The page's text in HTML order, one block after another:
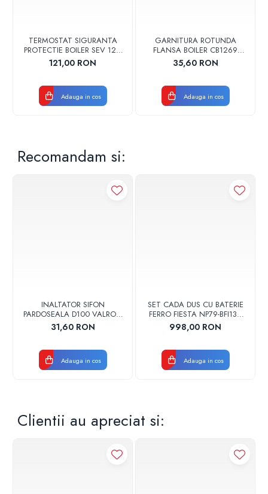
TERMOSTAT SIGURANTA
PROTECTIE BOILER SEV 125-
150 ISEA 46301060
ORIGINAL FERROLI
121,00 RON
Adauga in cos
GARNITURA ROTUNDA
FLANSA BOILER CB1269
102356 ORIGINAL TESY
35,60 RON
Adauga in cos
Recomandam si:
INALTATOR SIFON
PARDOSEALA D100 VALROM
17001900004
31,60 RON
Adauga in cos
SET CADA DUS CU BATERIE
FERRO FIESTA NP79-BFI13U
CROM
998,00 RON
Adauga in cos
Clientii au apreciat si: